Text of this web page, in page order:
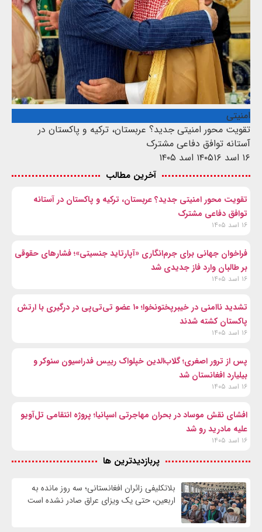
امنیتی
تقویت محور امنیتی جدید؟ عربستان، ترکیه و پاکستان در
آستانه توافق دفاعی مشترک
۱۶ اسد ۱۴۰۵
۱۶ اسد ۱۴۰۵
آخرین مطالب
تقویت محور امنیتی جدید؟ عربستان، ترکیه و پاکستان در آستانه
توافق دفاعی مشترک
۱۶ اسد ۱۴۰۵
فراخوان جهانی برای جرم‌انگاری «آپارتاید جنسیتی»؛ فشارهای حقوقی
بر طالبان وارد فاز جدیدی شد
۱۶ اسد ۱۴۰۵
تشدید ناامنی در خیبرپختونخوا؛ ۱۰ عضو تی‌تی‌پی در درگیری با ارتش
پاکستان کشته شدند
۱۶ اسد ۱۴۰۵
پس از ترور اصغری؛ گلاب‌الدین خپلواک رییس فدراسیون سنوکر و
بیلیارد افغانستان شد
۱۶ اسد ۱۴۰۵
افشای نقش موساد در بحران مهاجرتی اسپانیا؛ پروژه انتقامی تل‌آویو
علیه مادرید رو شد
۱۶ اسد ۱۴۰۵
پربازدیدترین ها
بلاتکلیفی زائران افغانستانی؛ سه روز مانده به
اربعین، حتی یک ویزای عراق صادر نشده است